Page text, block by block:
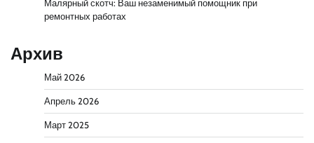
Малярный скотч: Ваш незаменимый помощник при
ремонтных работах
Архив
Май 2026
Апрель 2026
Март 2025